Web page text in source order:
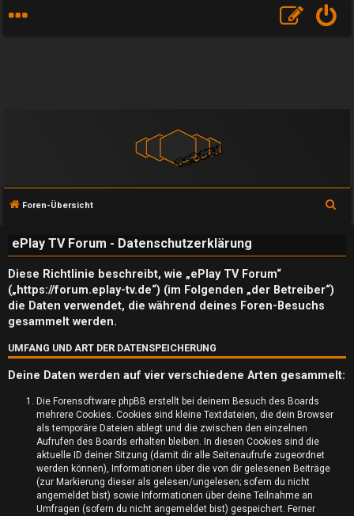
Foren-Übersicht
ePlay TV Forum - Datenschutzerklärung
Diese Richtlinie beschreibt, wie „ePlay TV Forum“
(„https://forum.eplay-tv.de“) (im Folgenden „der Betreiber“)
die Daten verwendet, die während deines Foren-Besuchs
gesammelt werden.
UMFANG UND ART DER DATENSPEICHERUNG
Deine Daten werden auf vier verschiedene Arten gesammelt:
Die Forensoftware phpBB erstellt bei deinem Besuch des Boards
mehrere Cookies. Cookies sind kleine Textdateien, die dein Browser
als temporäre Dateien ablegt und die zwischen den einzelnen
Aufrufen des Boards erhalten bleiben. In diesen Cookies sind die
aktuelle ID deiner Sitzung (damit dir alle Seitenaufrufe zugeordnet
werden können), Informationen über die von dir gelesenen Beiträge
(zur Markierung dieser als gelesen/ungelesen; sofern du nicht
angemeldet bist) sowie Informationen über deine Teilnahme an
Umfragen (sofern du nicht angemeldet bist) gespeichert. Ferner